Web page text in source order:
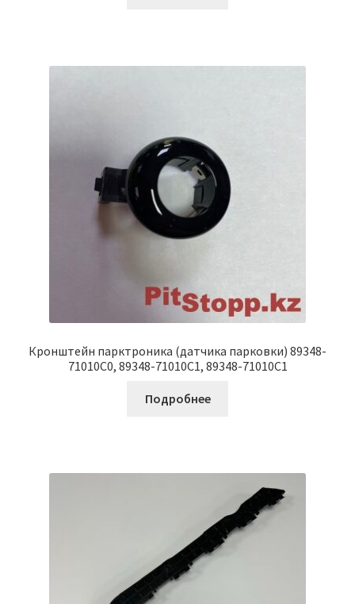
Кронштейн парктроника (датчика парковки) 89348-
71010C0, 89348-71010C1, 89348-71010C1
Подробнее